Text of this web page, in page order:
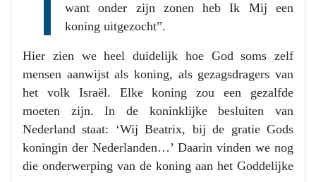
want onder zijn zonen heb Ik Mij een
koning uitgezocht”.
Hier zien we heel duidelijk hoe God soms zelf
mensen aanwijst als koning, als gezagsdragers van
het volk Israël. Elke koning zou een gezalfde
moeten zijn. In de koninklijke besluiten van
Nederland staat: ‘Wij Beatrix, bij de gratie Gods
koningin der Nederlanden…’ Daarin vinden we nog
die onderwerping van de koning aan het Goddelijke